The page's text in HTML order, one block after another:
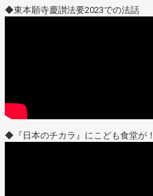
◆東本願寺慶讃法要2023での法話
◆『日本のチカラ』にこども食堂が！